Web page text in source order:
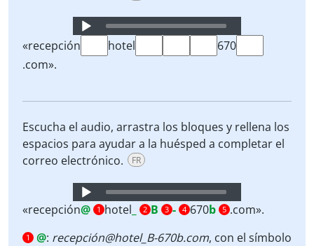
Audio
Player
«recepción hotel
670
.com».
Escucha el audio, arrastra los bloques y rellena los
espacios para ayudar a la huésped a completar el
correo electrónico.
FR
Audio
Player
«recepción@ 1 hotel 2 B 3 - 4 670b 5 .com».
1 @: recepción@hotel_B-670b.com, con el símbolo